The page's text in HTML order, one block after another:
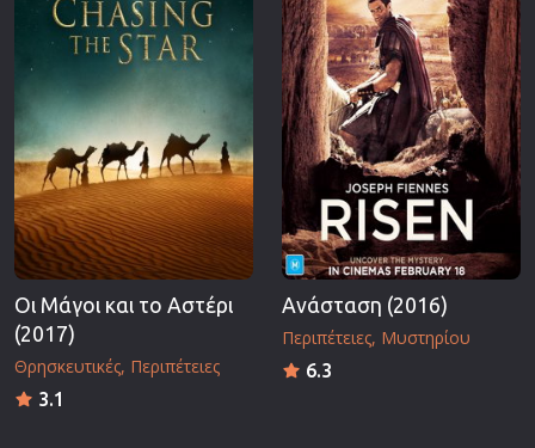
Οι Μάγοι και το Αστέρι
(2017)
Θρησκευτικές Περιπέτειες
3.1
Ανάσταση (2016)
Περιπέτειες Μυστηρίου
6.3